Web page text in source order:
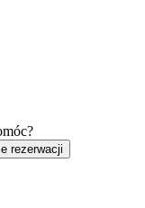
rezerwacji